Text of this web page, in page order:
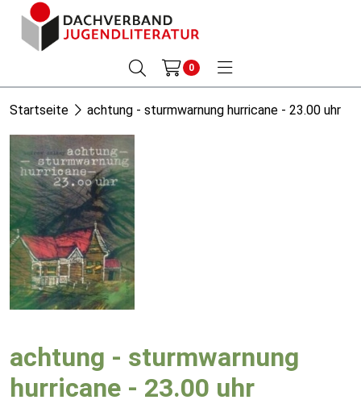
0
Startseite achtung - sturmwarnung hurricane - 23.00 uhr
achtung - sturmwarnung
hurricane - 23.00 uhr